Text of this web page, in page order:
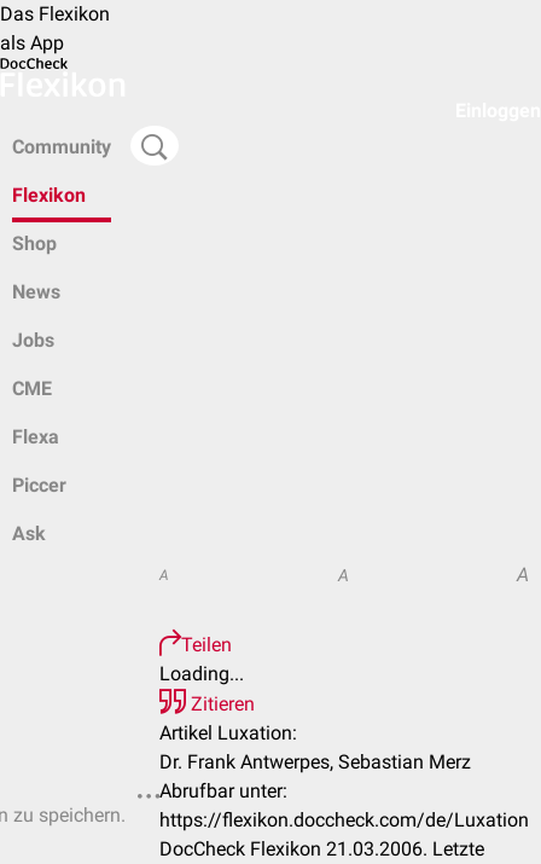
Das Flexikon
als App
Community
Flexikon
Shop
News
Jobs
CME
Flexa
Piccer
Ask
zu speichern.
A A A
Teilen
Loading...
Zitieren
Artikel Luxation:
Dr. Frank Antwerpes, Sebastian Merz
Abrufbar unter:
https://flexikon.doccheck.com/de/Luxation
DocCheck Flexikon 21.03.2006. Letzte